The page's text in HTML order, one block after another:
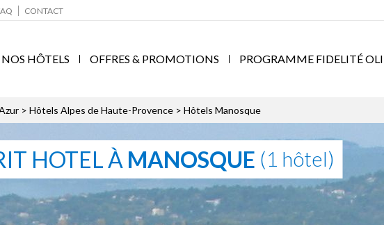
CONTACT
NOS HÔTELS OFFRES & PROMOTIONS PROGRAMME FIDELITÉ OLI
> Hôtels Alpes de Haute-Provence > Hôtels Manosque
HOTEL À MANOSQUE (1 hôtel)